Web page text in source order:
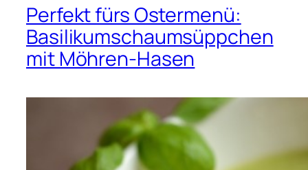
Perfekt fürs Ostermenü:
Basilikumschaumsüppchen
mit Möhren-Hasen